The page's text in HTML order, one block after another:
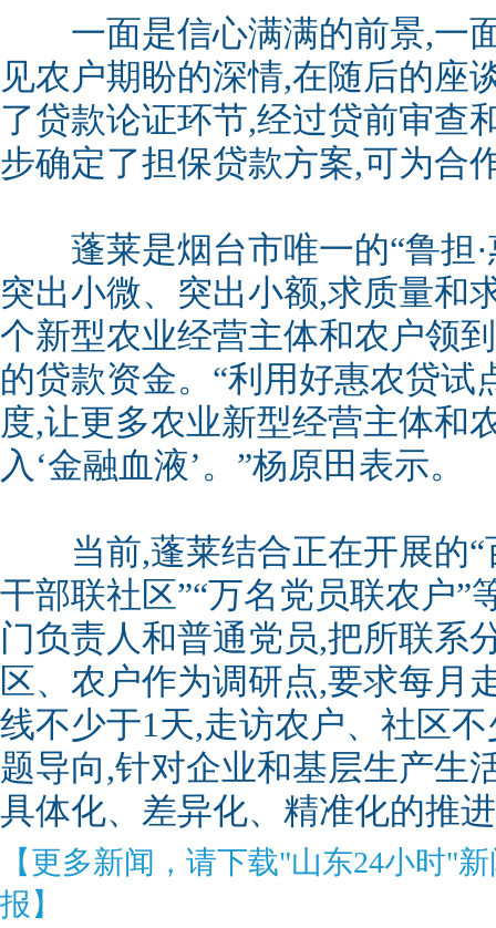
一面是信心满满的前景,一
见农户期盼的深情,在随后的座
了贷款论证环节,经过贷前审查
步确定了担保贷款方案,可为合
蓬莱是烟台市唯一的“鲁担·
突出小微、突出小额,求质量和
个新型农业经营主体和农户领
的贷款资金。“利用好惠农贷试
度,让更多农业新型经营主体和
入‘金融血液’。”杨原田表示。
当前,蓬莱结合正在开展的“
干部联社区”“万名党员联农户”
门负责人和普通党员,把所联系
区、农户作为调研点,要求每月
线不少于1天,走访农户、社区
题导向,针对企业和基层生产生
具体化、差异化、精准化的推
【更多新闻，请下载"山东24小时"
报】